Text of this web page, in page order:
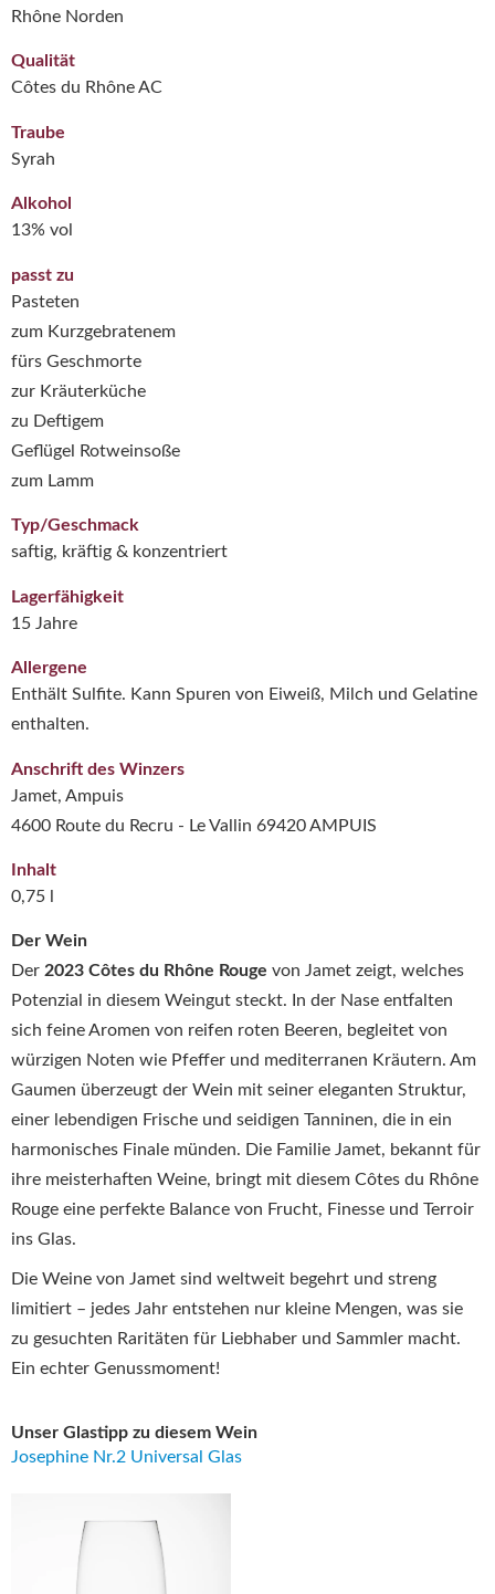
Der Wein
Der 2023 Côtes du Rhône Rouge von Jamet zeigt, welches
Potenzial in diesem Weingut steckt. In der Nase entfalten
sich feine Aromen von reifen roten Beeren, begleitet von
würzigen Noten wie Pfeffer und mediterranen Kräutern. Am
Gaumen überzeugt der Wein mit seiner eleganten Struktur,
einer lebendigen Frische und seidigen Tanninen, die in ein
harmonisches Finale münden. Die Familie Jamet, bekannt für
ihre meisterhaften Weine, bringt mit diesem Côtes du Rhône
Rouge eine perfekte Balance von Frucht, Finesse und Terroir
ins Glas.
Die Weine von Jamet sind weltweit begehrt und streng
limitiert – jedes Jahr entstehen nur kleine Mengen, was sie
zu gesuchten Raritäten für Liebhaber und Sammler macht.
Ein echter Genussmoment!
Unser Glastipp zu diesem Wein
Josephine Nr.2 Universal Glas
Rhône Norden
Qualität
Côtes du Rhône AC
Traube
Syrah
Alkohol
13% vol
passt zu
Pasteten
zum Kurzgebratenem
fürs Geschmorte
zur Kräuterküche
zu Deftigem
Geflügel Rotweinsoße
zum Lamm
Typ/Geschmack
saftig, kräftig & konzentriert
Lagerfähigkeit
15 Jahre
Allergene
Enthält Sulfite. Kann Spuren von Eiweiß, Milch und Gelatine
enthalten.
Anschrift des Winzers
Jamet, Ampuis
4600 Route du Recru - Le Vallin 69420 AMPUIS
Inhalt
0,75 l